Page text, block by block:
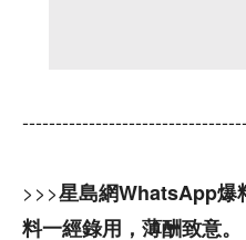
>>>星島網WhatsApp爆
料一經錄用，薄酬致意。